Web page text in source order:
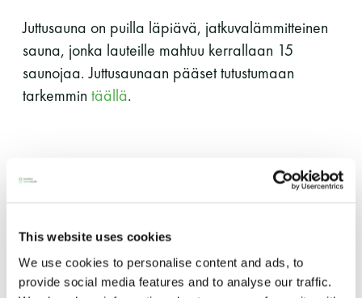
This website uses cookies
We use cookies to personalise content and ads, to
provide social media features and to analyse our traffic.
Vuosikortti - M / N
695€ / 275€
Vaskiniementie 10, 00200 Helsinki
Kahvio/kassa 050 372 4167
(saunojen aukioloaikana)
Juttusauna on puilla läpiävä, jatkuvalämmitteinen
sauna, jonka lauteille mahtuu kerrallaan 15
saunojaa. Juttusaunaan pääset tutustumaan
tarkemmin täällä.
Viikottainen aukioloaika
sekasauna.